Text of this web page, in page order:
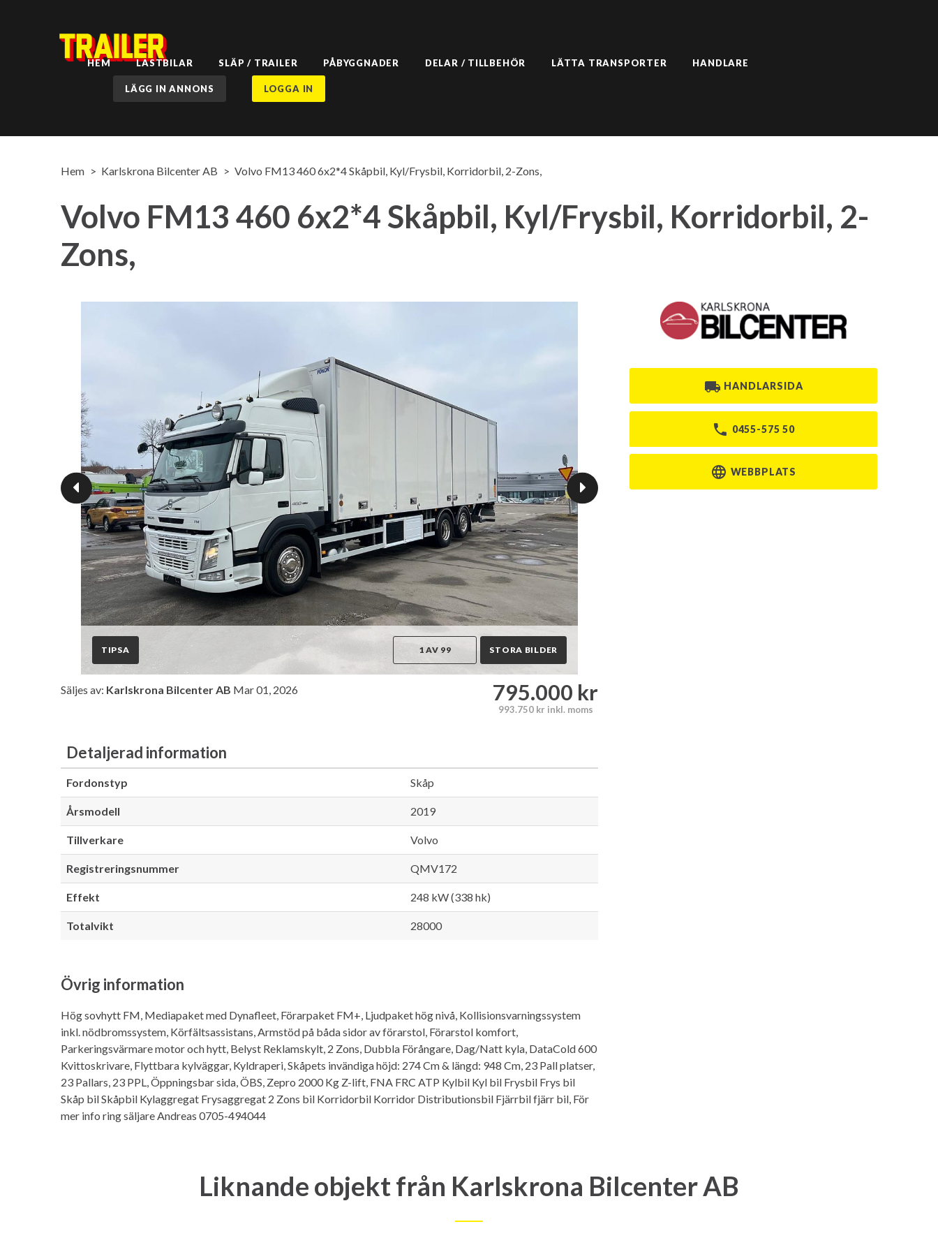
HEM LASTBILAR SLÄP / TRAILER PÅBYGGNADER DELAR / TILLBEHÖR LÄTTA TRANSPORTER HANDLARE
LÄGG IN ANNONS LOGGA IN
Hem Karlskrona Bilcenter AB Volvo FM13 460 6x2*4 Skåpbil, Kyl/Frysbil, Korridorbil, 2-Zons,
Volvo FM13 460 6x2*4 Skåpbil, Kyl/Frysbil, Korridorbil, 2-
Zons,
TIPSA STORA BILDER
1 AV 99
Säljes av: Karlskrona Bilcenter AB Mar 01, 2026 795.000 kr
993.750 kr inkl. moms
Detaljerad information
Fordonstyp Skåp
Årsmodell 2019
Tillverkare Volvo
Registreringsnummer QMV172
Effekt 248 kW (338 hk)
Totalvikt 28000
Övrig information
Hög sovhytt FM, Mediapaket med Dynafleet, Förarpaket FM+, Ljudpaket hög nivå, Kollisionsvarningssystem
inkl. nödbromssystem, Körfältsassistans, Armstöd på båda sidor av förarstol, Förarstol komfort,
Parkeringsvärmare motor och hytt, Belyst Reklamskylt, 2 Zons, Dubbla Förångare, Dag/Natt kyla, DataCold 600
Kvittoskrivare, Flyttbara kylväggar, Kyldraperi, Skåpets invändiga höjd: 274 Cm & längd: 948 Cm, 23 Pall platser,
23 Pallars, 23 PPL, Öppningsbar sida, ÖBS, Zepro 2000 Kg Z-lift, FNA FRC ATP Kylbil Kyl bil Frysbil Frys bil
Skåp bil Skåpbil Kylaggregat Frysaggregat 2 Zons bil Korridorbil Korridor Distributionsbil Fjärrbil fjärr bil, För
mer info ring säljare Andreas 0705-494044
HANDLARSIDA
0455-575 50
WEBBPLATS
Liknande objekt från Karlskrona Bilcenter AB